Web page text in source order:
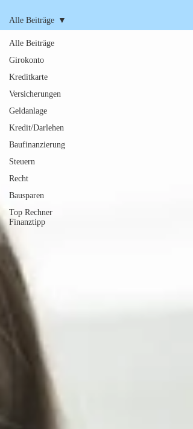
Alle Beiträge
Girokonto
Kreditkarte
Versicherungen
Geldanlage
Kredit/Darlehen
Baufinanzierung
Steuern
Recht
Bausparen
Top Rechner
Finanztipp
Alle Beiträge